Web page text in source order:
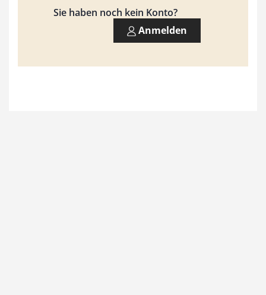
0
€
Sie haben noch kein Konto?
Anmelden